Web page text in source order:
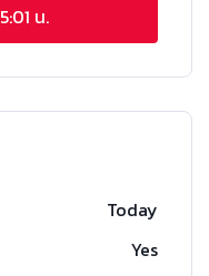
5:01 น.
Today
Yes